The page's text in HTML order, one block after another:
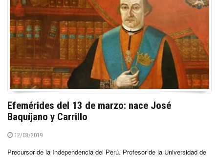
Efemérides del 13 de marzo: nace José
Baquíjano y Carrillo
12/03/2019
Precursor de la Independencia del Perú. Profesor de la Universidad de